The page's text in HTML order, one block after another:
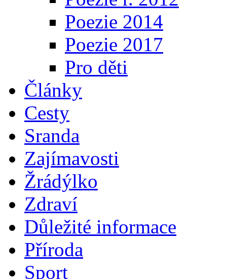
Poezie 2014
Poezie 2017
Pro děti
Články
Cesty
Sranda
Zajímavosti
Žrádýlko
Zdraví
Důležité informace
Příroda
Sport